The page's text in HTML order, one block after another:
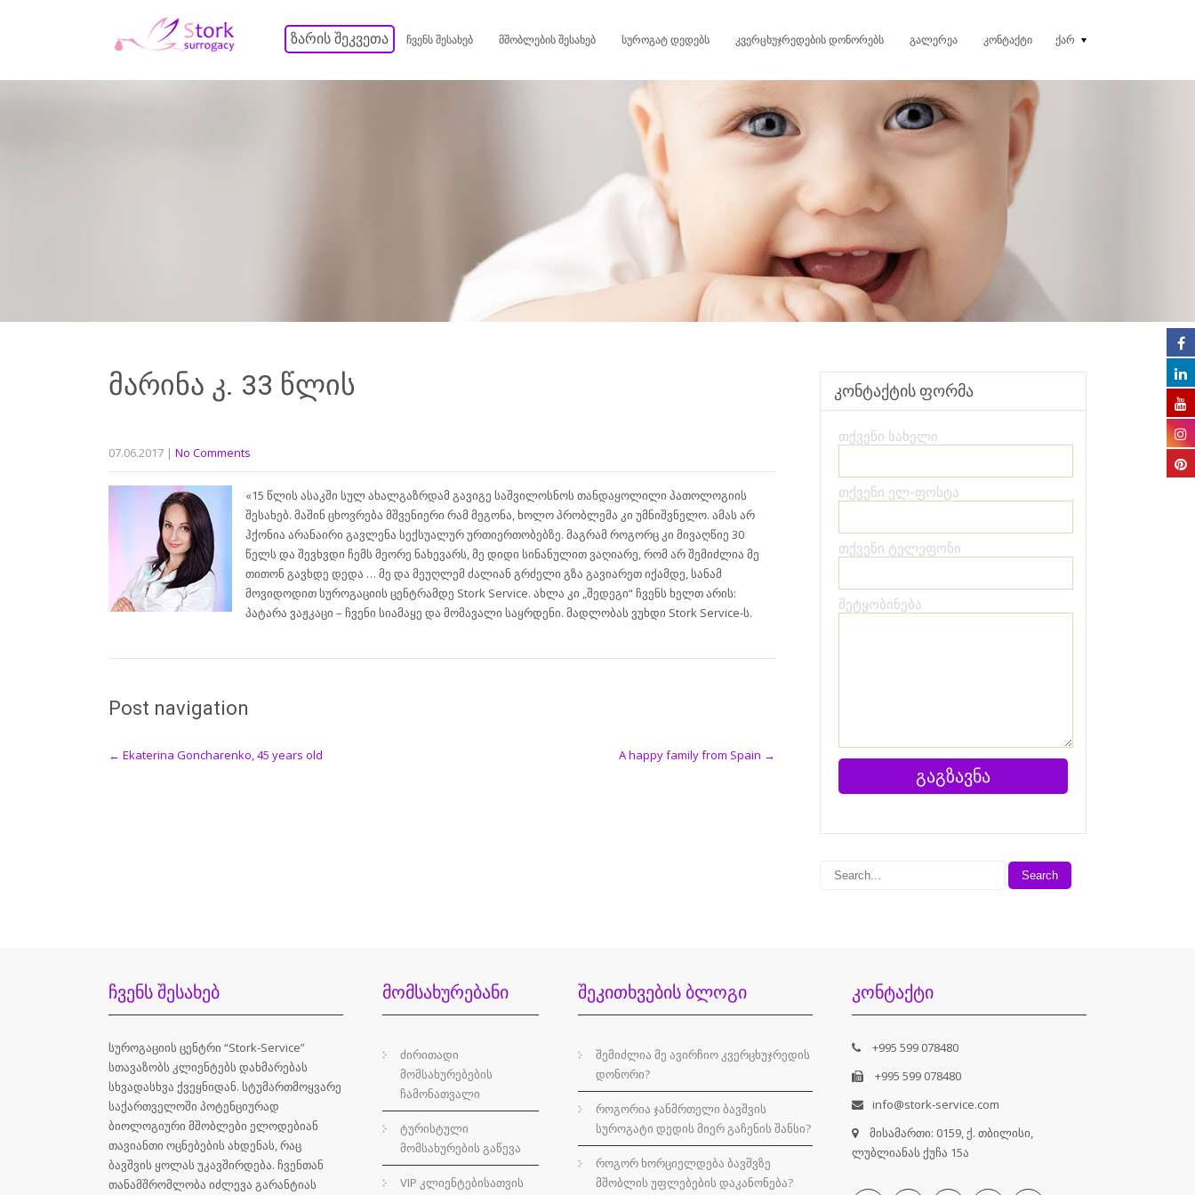
ᲥᲐᲠ
ᲩᲕᲔᲜᲡ ᲨᲔᲡᲐᲮᲔᲑ ᲛᲨᲝᲑᲚᲔᲑᲘᲡ ᲨᲔᲡᲐᲮᲔᲑ ᲡᲣᲠᲝᲒᲐᲢ ᲓᲔᲓᲔᲑᲡ ᲙᲕᲔᲠᲪᲮᲣᲯᲠᲔᲓᲔᲑᲘᲡ ᲓᲝᲜᲝᲠᲔᲑᲡ ᲒᲐᲚᲔᲠᲔᲐ ᲙᲝᲜᲢᲐᲥᲢᲘ
ზარის შეკვეთა
მარინა კ. 33 წლის
07.06.2017 | No Comments
«15 წლის ასაკში სულ ახალგაზრდამ გავიგე საშვილოსნოს თანდაყოლილი პათოლოგიის
შესახებ. მაშინ ცხოვრება მშვენიერი რამ მეგონა, ხოლო პრობლემა კი უმნიშვნელო. ამას არ
ჰქონია არანაირი გავლენა სექსუალურ ურთიერთობებზე. მაგრამ როგორც კი მივაღწიე 30
წელს და შევხვდი ჩემს მეორე ნახევარს, მე დიდი სინანულით ვაღიარე, რომ არ შემიძლია მე
თითონ გავხდე დედა … მე და მეუღლემ ძალიან გრძელი გზა გავიარეთ იქამდე, სანამ
მოვიდოდით სუროგაციის ცენტრამდე Stork Service. ახლა კი „შედეგი“ ჩვენს ხელთ არის:
პატარა ვაჟკაცი – ჩვენი სიამაყე და მომავალი საყრდენი. მადლობას ვუხდი Stork Service-ს.
Post navigation
← Ekaterina Goncharenko, 45 years old A happy family from Spain →
კონტაქტის ფორმა
თქვენი სახელი
თქვენი ელ-ფოსტა
თქვენი ტელეფონი
შეტყობინება
ᲩᲕᲔᲜᲡ ᲨᲔᲡᲐᲮᲔᲑ
სუროგაციის ცენტრი “Stork-Service”
სთავაზობს კლიენტებს დახმარებას
სხვადასხვა ქვეყნიდან. სტუმართმოყვარე
საქართველოში პოტენციურად
ბიოლოგიური მშობლები ელოდებიან
თავიანთი ოცნებების ახდენას, რაც
ბავშვის ყოლას უკავშირდება. ჩვენთან
თანამშრომლობა იძლევა გარანტიას
ᲛᲝᲛᲡᲐᲮᲣᲠᲔᲑᲐᲜᲘ
ძირითადი
მომსახურებების
ჩამონათვალი
ტურისტული
მომსახურების გაწევა
VIP კლიენტებისათვის
ᲨᲔᲙᲘᲗᲮᲕᲔᲑᲘᲡ ᲑᲚᲝᲒᲘ
შემიძლია მე ავირჩიო კვერცხუჯრედის
დონორი?
როგორია ჯანმრთელი ბავშვის
სუროგატი დედის მიერ გაჩენის შანსი?
როგორ ხორციელდება ბავშვზე
მშობლის უფლებების დაკანონება?
ᲙᲝᲜᲢᲐᲥᲢᲘ
+995 599 078480
+995 599 078480
info@stork-service.com
მისამართი: 0159, ქ. თბილისი,
ლუბლიანას ქუჩა 15ა